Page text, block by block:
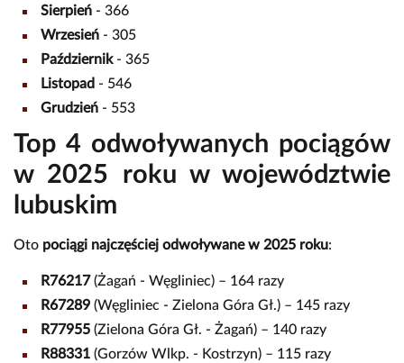
Sierpień - 366
Wrzesień - 305
Październik- 365
Listopad - 546
Grudzień - 553
Top 4 odwoływanych pociągów
w 2025 roku w województwie
lubuskim
Oto pociągi najczęściej odwoływane w 2025 roku:
R76217(Żagań - Węgliniec) – 164 razy
R67289 (Węgliniec - Zielona Góra Gł.) – 145 razy
R77955 (Zielona Góra Gł. - Żagań) – 140 razy
R88331 (Gorzów Wlkp. - Kostrzyn) – 115 razy